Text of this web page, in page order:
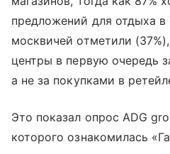
предложений для отдыха в
москвичей отметили
центры в первую очередь
а не за покупками в
Это показал опрос ADG
которого ознакомилась